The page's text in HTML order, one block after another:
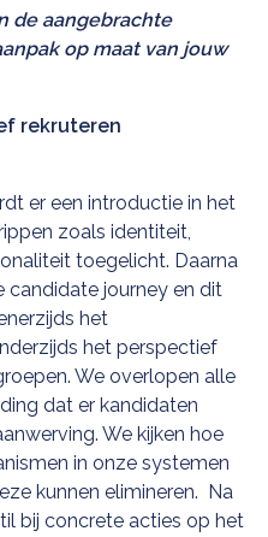
de aangebrachte
op maat van jouw
rekruteren
er een introductie in het
zoals identiteit,
toegelicht. Daarna
candidate journey en dit
het
het perspectief
We overlopen alle
dat er kandidaten
We kijken hoe
in onze systemen
kunnen elimineren. Na
bij concrete acties op het